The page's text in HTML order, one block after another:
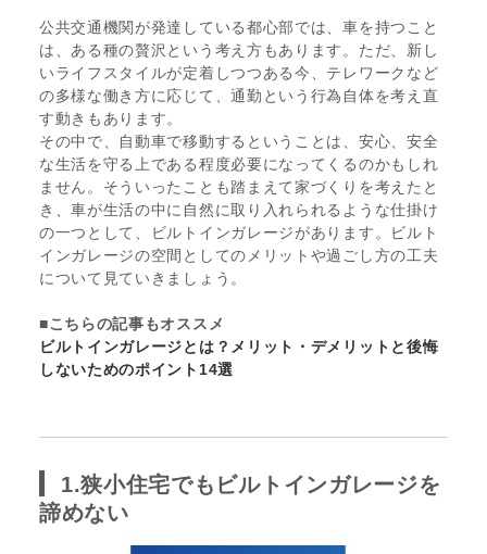
公共交通機関が発達している都心部では、車を持つこと
は、ある種の贅沢という考え方もあります。ただ、新し
いライフスタイルが定着しつつある今、テレワークなど
の多様な働き方に応じて、通勤という行為自体を考え直
す動きもあります。
その中で、自動車で移動するということは、安心、安全
な生活を守る上である程度必要になってくるのかもしれ
ません。そういったことも踏まえて家づくりを考えたと
き、車が生活の中に自然に取り入れられるような仕掛け
の一つとして、ビルトインガレージがあります。ビルト
インガレージの空間としてのメリットや過ごし方の工夫
について見ていきましょう。
■こちらの記事もオススメ
ビルトインガレージとは？メリット・デメリットと後悔
しないためのポイント14選
1.狭小住宅でもビルトインガレージを
諦めない